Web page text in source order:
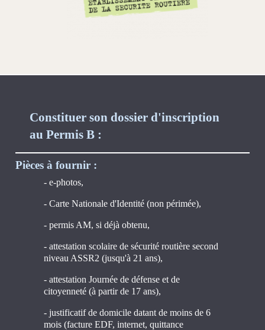
Constituer son dossier d'inscription
au Permis B :
Pièces à fournir :
- e-photos,
- Carte Nationale d'Identité (non périmée),
- permis AM, si déjà obtenu,
- attestation scolaire de sécurité routière second
niveau ASSR2 (jusqu'à 21 ans),
- attestation Journée de défense et de
citoyenneté (à partir de 17 ans),
- justificatif de domicile datant de moins de 6
mois (facture EDF, internet, quittance